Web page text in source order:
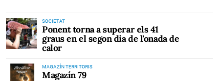
SOCIETAT
Ponent torna a superar els 41
graus en el segon dia de l'onada de
calor
MAGAZÍN TERRITORIS
Magazín 79